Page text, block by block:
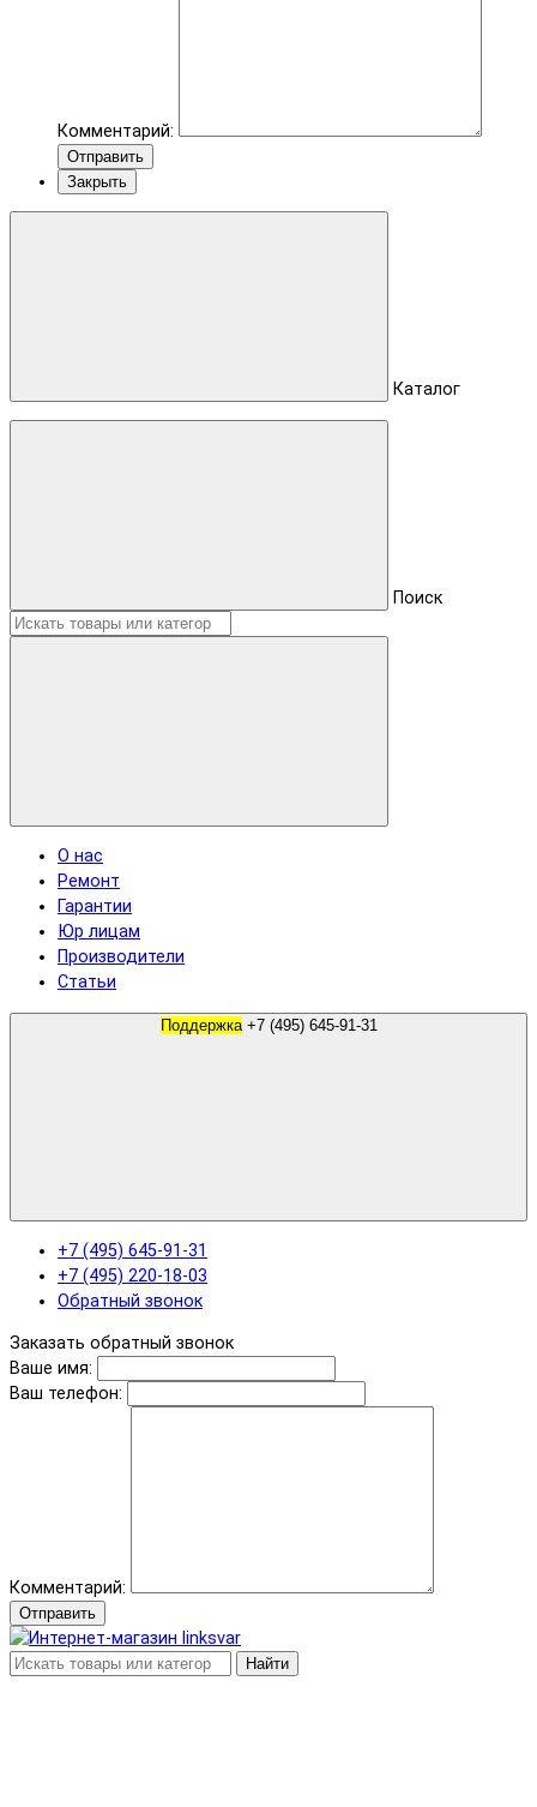
Комментарий:
Отправить
Закрыть
Каталог
Поиск
О нас
Ремонт
Гарантии
Юр лицам
Производители
Статьи
Поддержка
+7 (495) 645-91-31
+7 (495) 220-18-03
Обратный звонок
Заказать обратный звонок
Ваше имя:
Ваш телефон:
Комментарий:
Отправить
Найти